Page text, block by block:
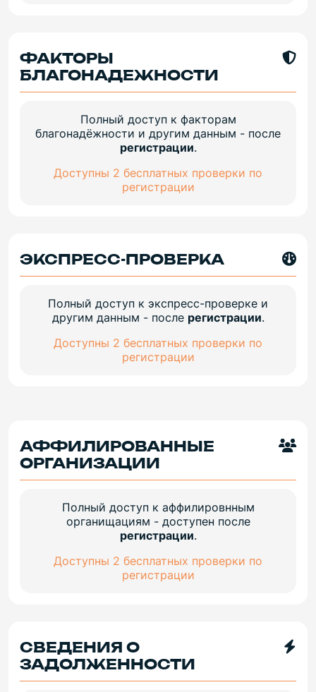
ФАКТОРЫ
БЛАГОНАДЕЖНОСТИ
Полный доступ к факторам
благонадёжности и другим данным - после
регистрации.
Доступны 2 бесплатных проверки по
регистрации
ЭКСПРЕСС-ПРОВЕРКА
Полный доступ к экспресс-проверке и
другим данным - после регистрации.
Доступны 2 бесплатных проверки по
регистрации
АФФИЛИРОВАННЫЕ
ОРГАНИЗАЦИИ
Полный доступ к аффилировнным
органищациям - доступен после
регистрации.
Доступны 2 бесплатных проверки по
регистрации
СВЕДЕНИЯ О
ЗАДОЛЖЕННОСТИ